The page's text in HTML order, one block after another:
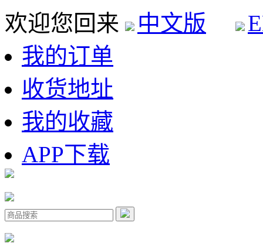
欢迎您回来 中文版
我的订单
收货地址
我的收藏
APP下载